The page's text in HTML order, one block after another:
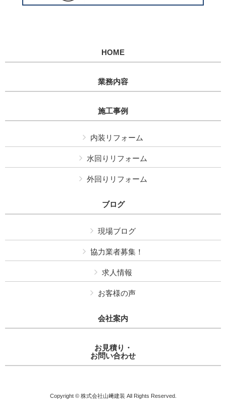
HOME
業務内容
施工事例
内装リフォーム
水回りリフォーム
外回りリフォーム
ブログ
現場ブログ
協力業者募集！
求人情報
お客様の声
会社案内
お見積り・
お問い合わせ
Copyright © 株式会社山﨑建装 All Rights Reserved.